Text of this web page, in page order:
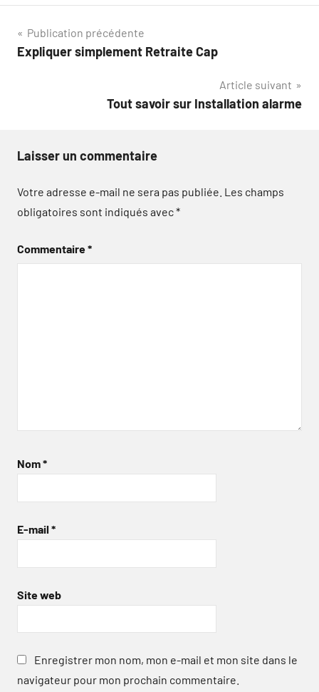
Navigation
de
Publication précédente
Expliquer simplement Retraite Cap
Article suivant
Tout savoir sur Installation alarme
Laisser un commentaire
Votre adresse e-mail ne sera pas publiée. Les champs
obligatoires sont indiqués avec*
Commentaire*
Nom*
E-mail *
Site web
Enregistrer mon nom, mon e-mail et mon site dans le
navigateur pour mon prochain commentaire.